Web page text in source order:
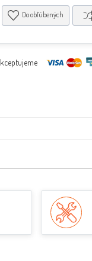
Do obľúbených